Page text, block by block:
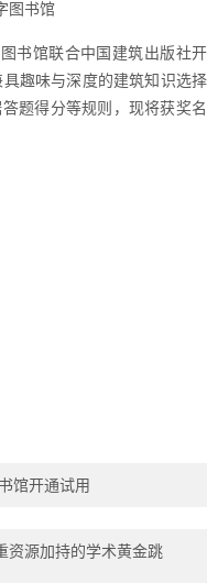
图书馆
书馆联合中国建筑出版社开
趣味与深度的建筑知识选择
题得分等规则，现将获奖名
馆开通试用
资源加持的学术黄金跳